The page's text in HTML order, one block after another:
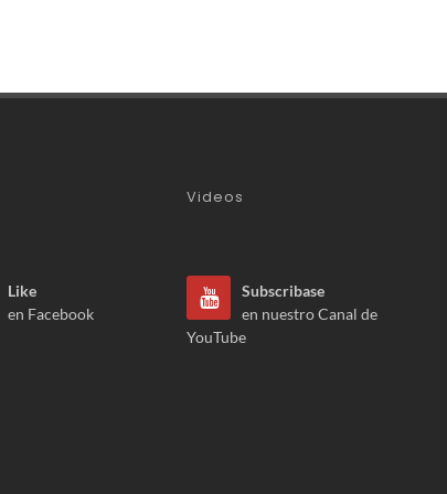
Videos
Like
en Facebook
Subscribase
en nuestro Canal de
YouTube